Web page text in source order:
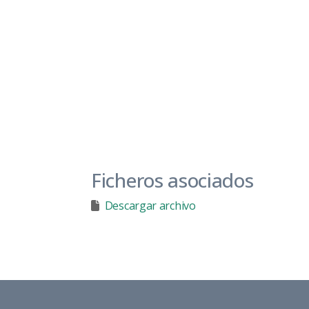
Ficheros asociados
Descargar archivo